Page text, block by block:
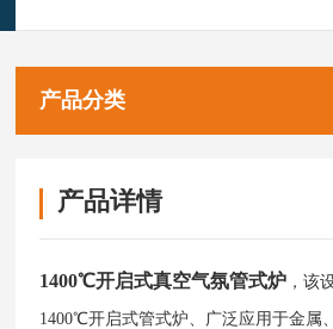
产品分类
产品详情
1400℃开启式真空气氛管式炉 ，该
1400℃开启式管式炉、广泛应用于金属